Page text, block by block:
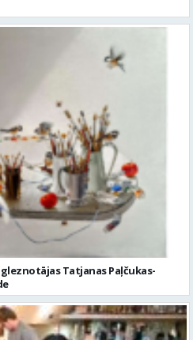
Tatjanas Paļčukas-